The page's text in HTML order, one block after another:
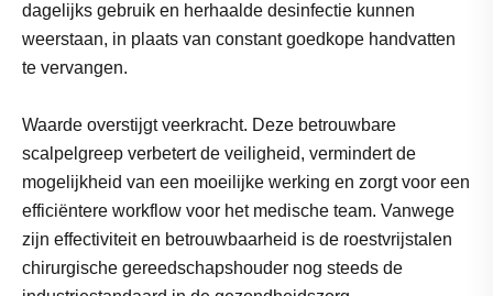
dagelijks gebruik en herhaalde desinfectie kunnen
weerstaan, in plaats van constant goedkope handvatten
te vervangen.
Waarde overstijgt veerkracht. Deze betrouwbare
scalpelgreep verbetert de veiligheid, vermindert de
mogelijkheid van een moeilijke werking en zorgt voor een
efficiëntere workflow voor het medische team. Vanwege
zijn effectiviteit en betrouwbaarheid is de roestvrijstalen
chirurgische gereedschapshouder nog steeds de